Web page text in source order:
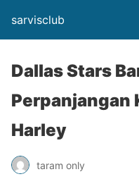
sarvisclub
Dallas Stars
Perpanjangan
Harley
taram only